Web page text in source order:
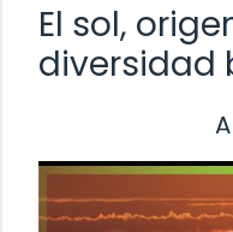
El sol,
diversidad